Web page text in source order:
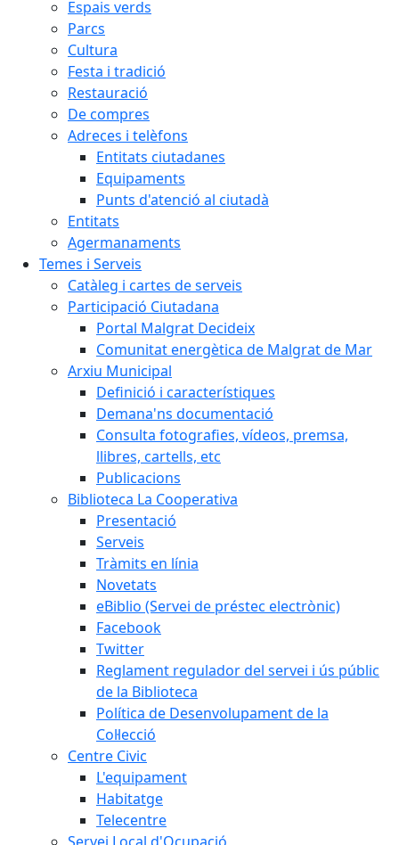
Espais verds
Parcs
Cultura
Festa i tradició
Restauració
De compres
Adreces i telèfons
Entitats ciutadanes
Equipaments
Punts d'atenció al ciutadà
Entitats
Agermanaments
Temes i Serveis
Catàleg i cartes de serveis
Participació Ciutadana
Portal Malgrat Decideix
Comunitat energètica de Malgrat de Mar
Arxiu Municipal
Definició i característiques
Demana'ns documentació
Consulta fotografies, vídeos, premsa,
llibres, cartells, etc
Publicacions
Biblioteca La Cooperativa
Presentació
Serveis
Tràmits en línia
Novetats
eBiblio (Servei de préstec electrònic)
Facebook
Twitter
Reglament regulador del servei i ús públic
de la Biblioteca
Política de Desenvolupament de la
Col·lecció
Centre Civic
L'equipament
Habitatge
Telecentre